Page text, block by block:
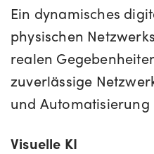
Ein dynamisches
physischen
realen
zuverlässige
und Automatisierung
Visuelle KI